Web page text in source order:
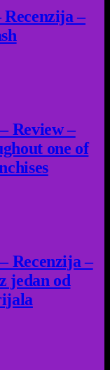
–
Review –
one of
Recenzija –
jedan od